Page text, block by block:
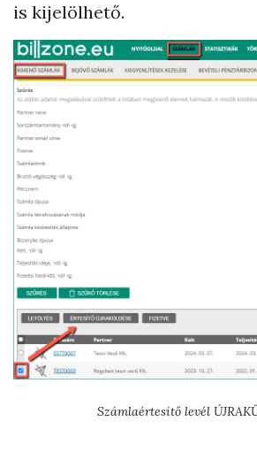
is kijelölhető.
Számlaértesítő levél